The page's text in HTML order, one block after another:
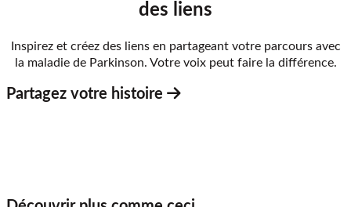
des liens
Inspirez et créez des liens en partageant votre parcours avec
la maladie de Parkinson. Votre voix peut faire la différence.
Partagez votre histoire